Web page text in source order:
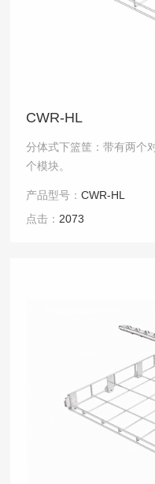
CWR-HL
分体式下篮筐：带有两个
个模块。
产品型号：CWR-HL
点击： 2073